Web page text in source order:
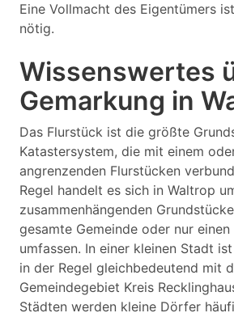
Eine Vollmacht des Eigentümers
nötig.
Wissenswertes
Gemarkung in
Das Flurstück ist die größte
Katastersystem, die mit einem
angrenzenden Flurstücken
Regel handelt es sich in Waltrop
zusammenhängenden
gesamte Gemeinde oder nur einen
umfassen. In einer kleinen Stadt
in der Regel gleichbedeutend mit
Gemeindegebiet Kreis
Städten werden kleine Dörfer